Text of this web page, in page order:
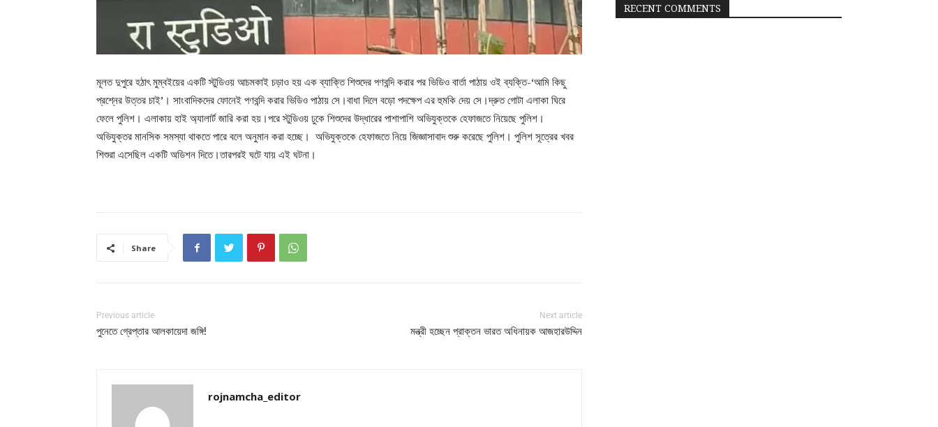
মূলত দুপুরে হঠাৎ মুম্বইয়ের একটি স্টুডিওয় আচমকাই চড়াও হয় এক ব্যাক্তি শিশুদের পণবন্দি করার পর ভিডিও বার্তা পাঠায় ওই ব্যক্তি-‘আমি কিছু
প্রশ্নের উত্তর চাই’। সাংবাদিকদের ফোনেই পণবন্দি করার ভিডিও পাঠায় সে।বাধা দিলে বড়ো পদক্ষেপ এর হুমকি দেয় সে।দ্রুত গোটা এলাকা ঘিরে
ফেলে পুলিশ। এলাকায় হাই অ্যালার্ট জারি করা হয়।পরে স্টুডিওয় ঢুকে শিশুদের উদ্ধারের পাশাপাশি অভিযুক্তকে হেফাজতে নিয়েছে পুলিশ।
অভিযুক্তর মানসিক সমস্যা থাকতে পারে বলে অনুমান করা হচ্ছে। অভিযুক্তকে হেফাজতে নিয়ে জিজ্ঞাসাবাদ শুরু করেছে পুলিশ। পুলিশ সূত্রের খবর
শিশুরা এসেছিল একটি অডিশন দিতে।তারপরই ঘটে যায় এই ঘটনা।
Share
Previous article
পুনেতে গ্রেপ্তার আলকায়েদা জঙ্গি!
Next article
মন্ত্রী হচ্ছেন প্রাক্তন ভারত অধিনায়ক আজহারউদ্দিন
rojnamcha_editor
RECENT COMMENTS